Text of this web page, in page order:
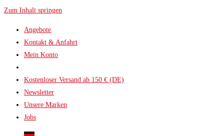
Zum Inhalt springen
Angebote
Kontakt & Anfahrt
Mein Konto
Kostenloser Versand ab 150 € (DE)
Newsletter
Unsere Marken
Jobs